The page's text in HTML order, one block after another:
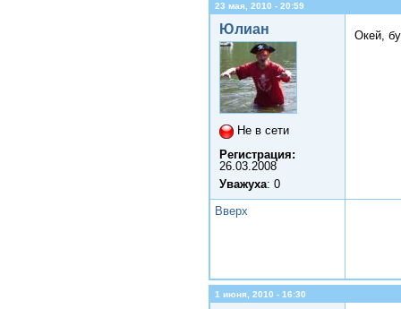
23 мая, 2010 - 20:59
Юлиан
Не в сети
Регистрация:
26.03.2008
Уважуха: 0
Окей,
Вверх
1 июня, 2010 - 16:30